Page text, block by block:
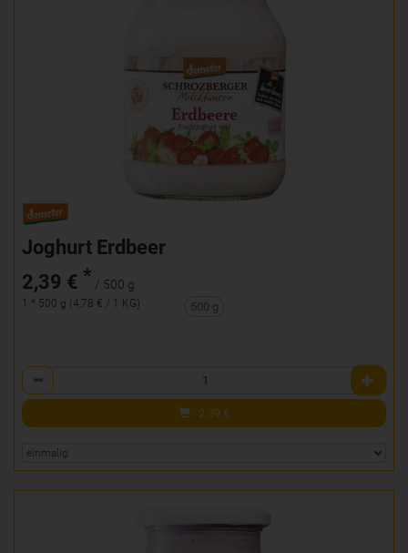
Joghurt Erdbeer
2,39 € * / 500 g
1 * 500 g (4,78 € / 1 KG) 500 g
Anzahl
2,39 €